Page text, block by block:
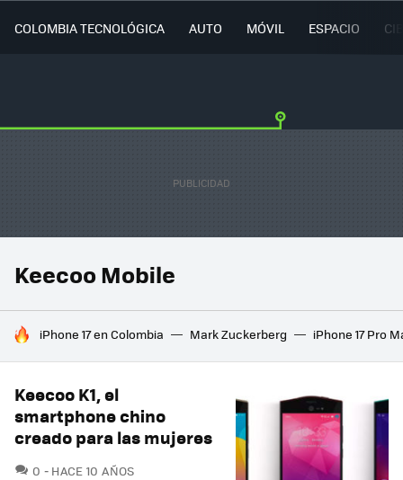
COLOMBIA TECNOLÓGICA AUTO MÓVIL ESPACIO
Keecoo Mobile
HOY SE HABLA DE
iPhone 17 en Colombia Mark Zuckerberg iPhone 17 Pro
Keecoo K1, el
smartphone chino
creado para las mujeres
0 COMENTARIOS
HACE 10 AÑOS